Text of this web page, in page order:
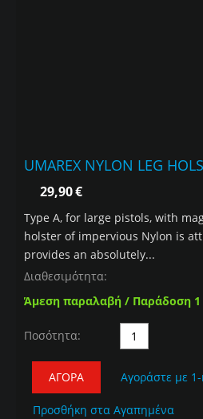
UMAREX NYLON LEG
29,90€
Type A, for large pistols, with
holster of impervious Nylon is
provides an absolutely...
Διαθεσιμότητα:
Άμεση παραλαβή / Παράδοση 1
Ποσότητα:
ΑΓΟΡΆ Αγοράστε με 1-
Προσθήκη στα Αγαπημένα